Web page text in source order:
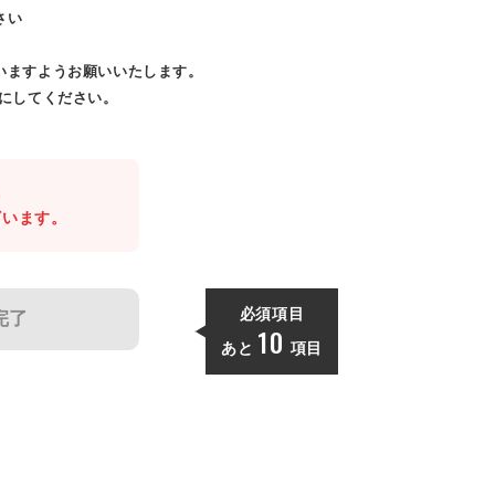
い
すようお願いいたします。
してください。
ます。
了 必須項目
あと 10 項目